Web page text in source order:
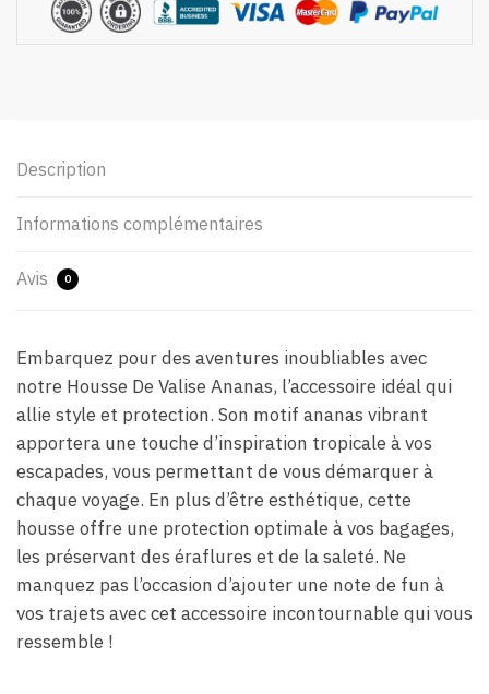
Description
Informations complémentaires
Avis 0
Embarquez pour des aventures inoubliables avec
notre Housse De Valise Ananas, l’accessoire idéal qui
allie style et protection. Son motif ananas vibrant
apportera une touche d’inspiration tropicale à vos
escapades, vous permettant de vous démarquer à
chaque voyage. En plus d’être esthétique, cette
housse offre une protection optimale à vos bagages,
les préservant des éraflures et de la saleté. Ne
manquez pas l’occasion d’ajouter une note de fun à
vos trajets avec cet accessoire incontournable qui vous
ressemble !